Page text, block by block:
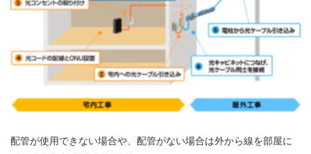
配管が使用できない場合や、配管がない場合は外から線を部屋に